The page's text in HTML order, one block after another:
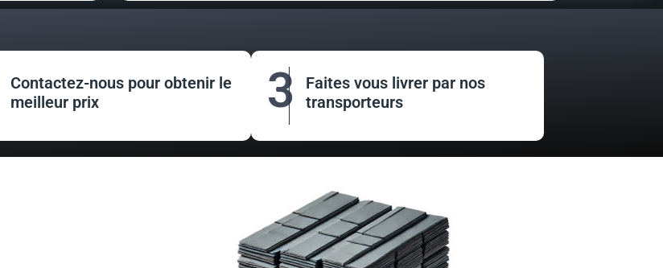
Contactez-nous pour obtenir le
meilleur prix
3
Faites vous livrer par nos
transporteurs